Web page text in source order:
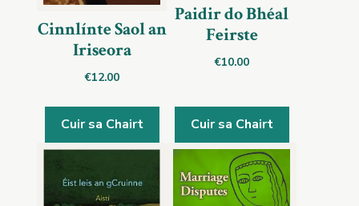
Cinnlínte Saol an
Iriseora
€12.00
Cuir sa Chairt
Paidir do Bhéal
Feirste
€10.00
Cuir sa Chairt